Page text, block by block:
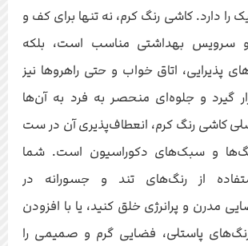
دارد. کاشی رنگ کرم، نه تنها برای کف و
و سرویس بهداشتی مناسب است، بلکه
پذیرایی، اتاق خواب و حتی راهروها نیز
گیرد و جلوه‌ای منحصر به فرد به آن‌ها
کاشی رنگ کرم، انعطاف‌پذیری آن در ست
و سبک‌های دکوراسیون است. شما
از رنگ‌های تند و جسورانه در
مدرن و پرانرژی خلق کنید، یا با افزودن
پاستلی، فضایی گرم و صمیمی را